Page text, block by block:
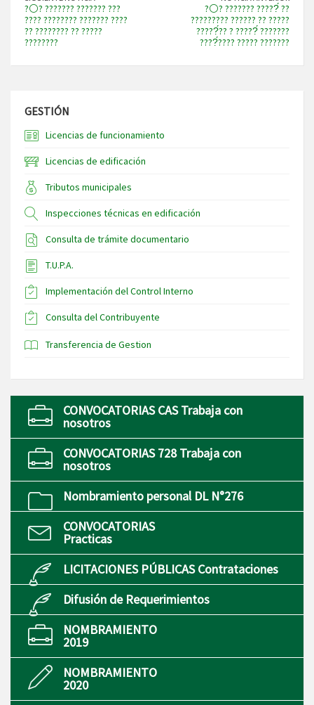
?⚪? ??????? ??????? ???
???? ???????? ??????? ????
?? ???????? ?? ?????
????????
?⚪? ??????? ?????́ ??
????????? ?????? ?? ?????
?????́?? ? ?????́ ???????
????́???? ????? ???????
GESTIÓN
Licencias de funcionamiento
Licencias de edificación
Tributos municipales
Inspecciones técnicas en edificación
Consulta de trámite documentario
T.U.P.A.
Implementación del Control Interno
Consulta del Contribuyente
Transferencia de Gestion
CONVOCATORIAS CAS Trabaja con
nosotros
CONVOCATORIAS 728 Trabaja con
nosotros
Nombramiento personal DL N°276
CONVOCATORIAS
Practicas
LICITACIONES PÚBLICAS Contrataciones
Difusión de Requerimientos
NOMBRAMIENTO
2019
NOMBRAMIENTO
2020